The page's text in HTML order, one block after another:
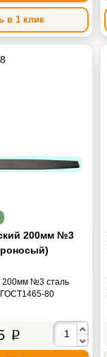
в 1 клик
200мм №3
200мм №3 сталь
80
p